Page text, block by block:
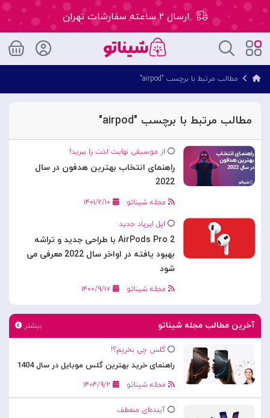
ارسال ۲ ساعته سفارشات تهران
۵۰ هزار تومان تخفیف اولین سفارش کد: WLC
ارسال ۲ ساعته سفارشات تهران
مطالب مرتبط با برچسب "airpod"
مطالب مرتبط با برچسب "airpod"
از موسیقی نهایت لذت را ببرید!
راهنمای انتخاب بهترین هدفون در سال
2022
مجله شیناتو ۱۴۰۱/۲/۱۰
اپل ایرپاد جدید
AirPods Pro 2 با طراحی جدید و تراشه
بهبود یافته در اواخر سال 2022 معرفی می
شود
مجله شیناتو ۱۴۰۰/۹/۱۷
آخرین مطالب مجله شیناتو بیشتر
گلس چی بخریم؟!
راهنمای خرید بهترین گلس موبایل در سال 1404
مجله شیناتو ۱۴۰۴/۹/۲
آینده‌ای منعطف